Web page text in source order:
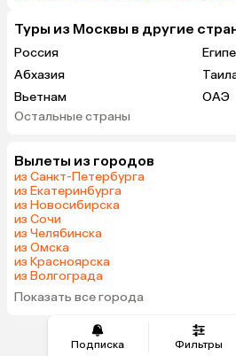
Подписка Фильтры
Туры из Москвы в другие
Россия
Абхазия
Вьетнам
ОАЭ
Мальдивы
Шри-Ланка
Индия
Кипр
Оман
Венесуэла
Бахрейн
Остальные страны
Вылеты из городов
из Санкт-Петербурга
из Екатеринбурга
из Новосибирска
из Сочи
из Челябинска
из Омска
из Красноярска
из Волгограда
Показать все города